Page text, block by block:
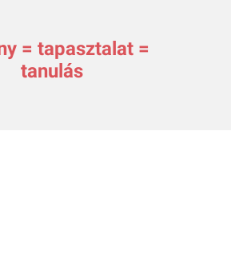
= tapasztalat =
tanulás